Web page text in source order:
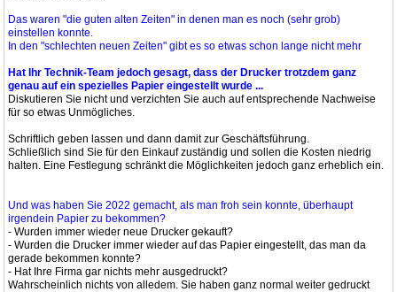
Das waren "die guten alten Zeiten" in denen man es noch (sehr grob)
einstellen konnte.
In den "schlechten neuen Zeiten" gibt es so etwas schon lange nicht mehr
Hat Ihr Technik-Team jedoch gesagt, dass der Drucker trotzdem ganz
genau auf ein spezielles Papier eingestellt wurde ...
Diskutieren Sie nicht und verzichten Sie auch auf entsprechende Nachweise
für so etwas Unmögliches.
Schriftlich geben lassen und dann damit zur Geschäftsführung.
Schließlich sind Sie für den Einkauf zuständig und sollen die Kosten niedrig
halten. Eine Festlegung schränkt die Möglichkeiten jedoch ganz erheblich ein.
Und was haben Sie 2022 gemacht, als man froh sein konnte, überhaupt
irgendein Papier zu bekommen?
- Wurden immer wieder neue Drucker gekauft?
- Wurden die Drucker immer wieder auf das Papier eingestellt, das man da
gerade bekommen konnte?
- Hat Ihre Firma gar nichts mehr ausgedruckt?
Wahrscheinlich nichts von alledem. Sie haben ganz normal weiter gedruckt